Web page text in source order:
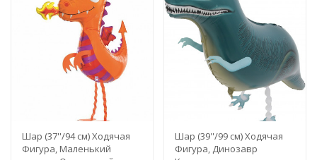
Шар (37''/94 см) Ходячая
Фигура, Маленький
Шар (39''/99 см) Ходячая
Фигура, Динозавр